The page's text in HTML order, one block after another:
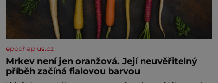
epochaplus.cz
Mrkev není jen oranžová. Její neuvěřitelný
příběh začíná fialovou barvou